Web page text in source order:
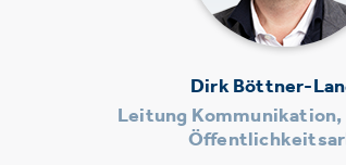
Dirk Böttner-
Leitung Kommunikation,